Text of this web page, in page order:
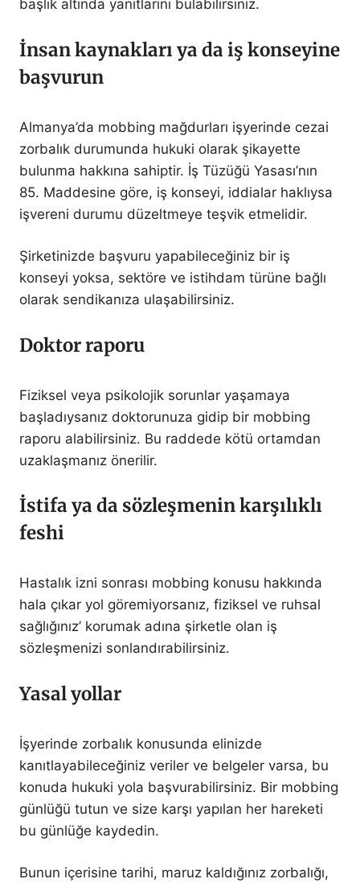
başlık altında yanıtlarını bulabilirsiniz.
İnsan kaynakları ya da iş konseyine
başvurun
Almanya’da mobbing mağdurları işyerinde cezai
zorbalık durumunda hukuki olarak şikayette
bulunma hakkına sahiptir. İş Tüzüğü Yasası’nın
85. Maddesine göre, iş konseyi, iddialar haklıysa
işvereni durumu düzeltmeye teşvik etmelidir.
Şirketinizde başvuru yapabileceğiniz bir iş
konseyi yoksa, sektöre ve istihdam türüne bağlı
olarak sendikanıza ulaşabilirsiniz.
Doktor raporu
Fiziksel veya psikolojik sorunlar yaşamaya
başladıysanız doktorunuza gidip bir mobbing
raporu alabilirsiniz. Bu raddede kötü ortamdan
uzaklaşmanız önerilir.
İstifa ya da sözleşmenin karşılıklı
feshi
Hastalık izni sonrası mobbing konusu hakkında
hala çıkar yol göremiyorsanız, fiziksel ve ruhsal
sağlığınız’ korumak adına şirketle olan iş
sözleşmenizi sonlandırabilirsiniz.
Yasal yollar
İşyerinde zorbalık konusunda elinizde
kanıtlayabileceğiniz veriler ve belgeler varsa, bu
konuda hukuki yola başvurabilirsiniz. Bir mobbing
günlüğü tutun ve size karşı yapılan her hareketi
bu günlüğe kaydedin.
Bunun içerisine tarihi, maruz kaldığınız zorbalığı,